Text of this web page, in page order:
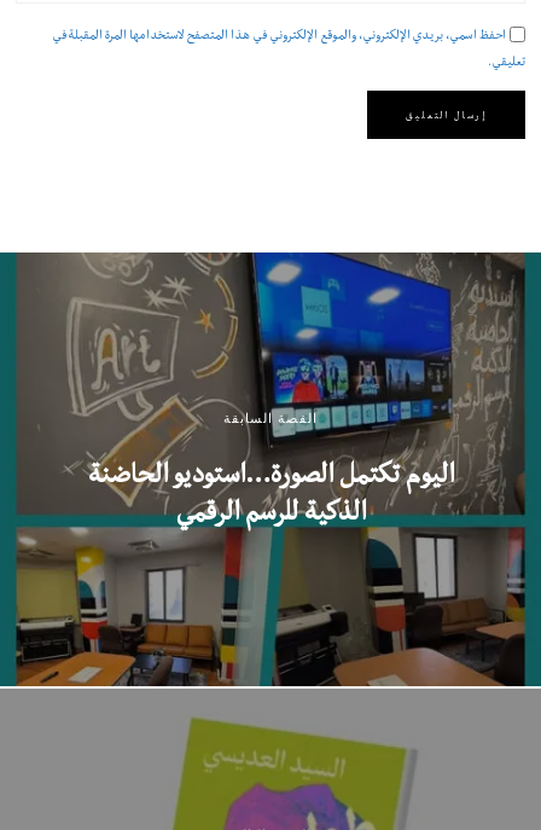
احفظ اسمي، بريدي الإلكتروني، والموقع الإلكتروني في هذا المتصفح لاستخدامها المرة المقبلة في
تعليقي.
القصة السابقة
اليوم تكتمل الصورة…استوديو الحاضنة
الذكية للرسم الرقمي